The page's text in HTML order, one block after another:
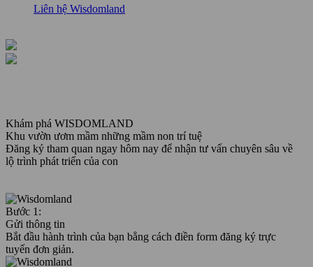
Liên hệ Wisdomland
Khám phá WISDOMLAND
Khu vườn ươm mầm những mầm non trí tuệ
Đăng ký tham quan ngay hôm nay để nhận tư vấn chuyên sâu về
lộ trình phát triển của con
Bước 1:
Gửi thông tin
Bắt đầu hành trình của bạn bằng cách điền form đăng ký trực
tuyến đơn giản.